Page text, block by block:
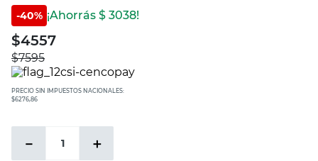
-40% ¡Ahorrás $ 3038!
$4557
$7595
PRECIO SIN IMPUESTOS NACIONALES:
$6276,86
＋
－